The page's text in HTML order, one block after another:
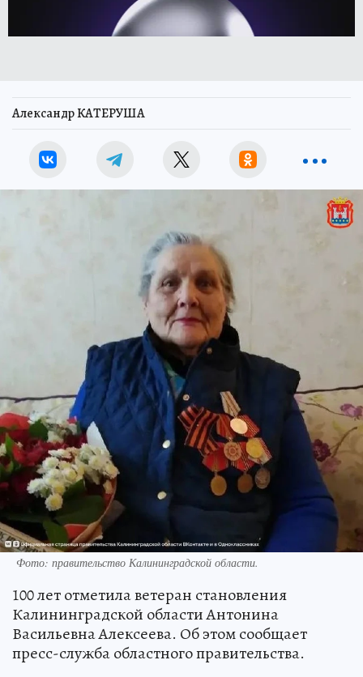
Александр КАТЕРУША
Фото: правительство Калининградской области.
100 лет отметила ветеран становления
Калининградской области Антонина
Васильевна Алексеева. Об этом сообщает
пресс-служба областного правительства.